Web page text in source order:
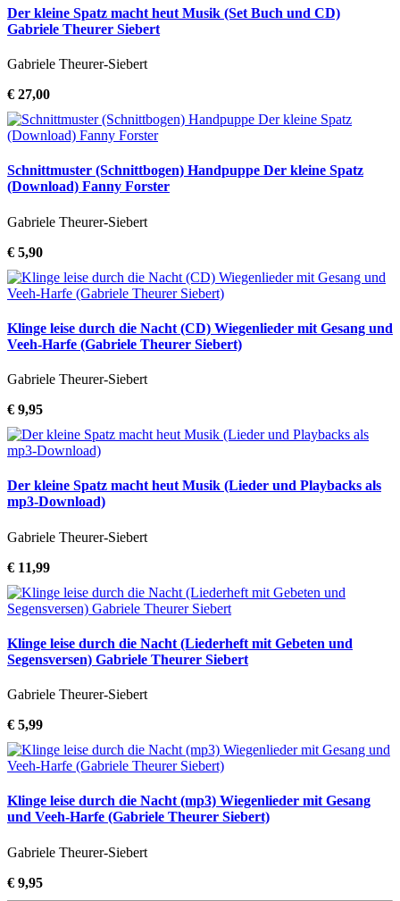
Der kleine Spatz macht heut Musik (Set Buch und CD)
Gabriele Theurer Siebert
Gabriele Theurer-Siebert
€ 27,00
Schnittmuster (Schnittbogen) Handpuppe Der kleine Spatz
(Download) Fanny Forster
Gabriele Theurer-Siebert
€ 5,90
Klinge leise durch die Nacht (CD) Wiegenlieder mit Gesang und
Veeh-Harfe (Gabriele Theurer Siebert)
Gabriele Theurer-Siebert
€ 9,95
Der kleine Spatz macht heut Musik (Lieder und Playbacks als
mp3-Download)
Gabriele Theurer-Siebert
€ 11,99
Klinge leise durch die Nacht (Liederheft mit Gebeten und
Segensversen) Gabriele Theurer Siebert
Gabriele Theurer-Siebert
€ 5,99
Klinge leise durch die Nacht (mp3) Wiegenlieder mit Gesang
und Veeh-Harfe (Gabriele Theurer Siebert)
Gabriele Theurer-Siebert
€ 9,95